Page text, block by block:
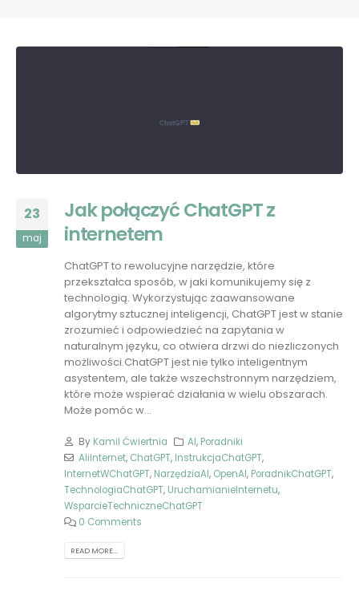
23
maj
Jak połączyć ChatGPT z
internetem
ChatGPT to rewolucyjne narzędzie, które
przekształca sposób, w jaki komunikujemy się z
technologią. Wykorzystując zaawansowane
algorytmy sztucznej inteligencji, ChatGPT jest w stanie
zrozumieć i odpowiedzieć na zapytania w
naturalnym języku, co otwiera drzwi do niezliczonych
możliwości.ChatGPT jest nie tylko inteligentnym
asystentem, ale także wszechstronnym narzędziem,
które może wspierać działania w wielu obszarach.
Może pomóc w...
By Kamil Ćwiertnia AI, Poradniki
AIiInternet, ChatGPT, InstrukcjaChatGPT,
InternetWChatGPT, NarzędziaAI, OpenAI, PoradnikChatGPT,
TechnologiaChatGPT, UruchamianieInternetu,
WsparcieTechniczneChatGPT
0 Comments
READ MORE...